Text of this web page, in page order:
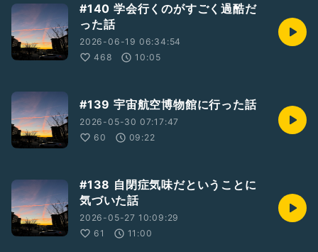
#140 学会行くのがすごく過酷だ
った話
2026-06-19 06:34:54
468
10:05
#139 宇宙航空博物館に行った話
2026-05-30 07:17:47
60
09:22
#138 自閉症気味だということに
気づいた話
2026-05-27 10:09:29
61
11:00